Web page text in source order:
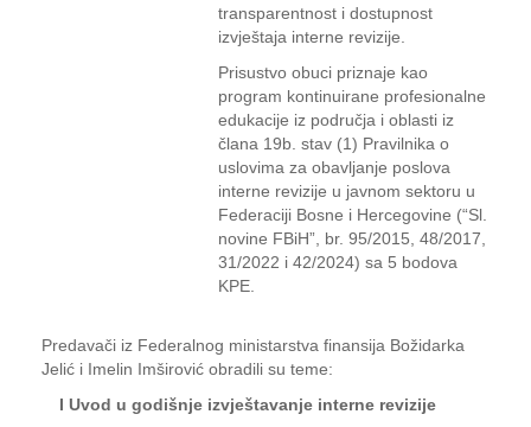
transparentnost i dostupnost
izvještaja interne revizije.
Prisustvo obuci priznaje kao
program kontinuirane profesionalne
edukacije iz područja i oblasti iz
člana 19b. stav (1) Pravilnika o
uslovima za obavljanje poslova
interne revizije u javnom sektoru u
Federaciji Bosne i Hercegovine (“Sl.
novine FBiH”, br. 95/2015, 48/2017,
31/2022 i 42/2024) sa 5 bodova
KPE.
Predavači iz Federalnog ministarstva finansija Božidarka
Jelić i Imelin Imširović obradili su teme:
I Uvod u godišnje izvještavanje interne revizije